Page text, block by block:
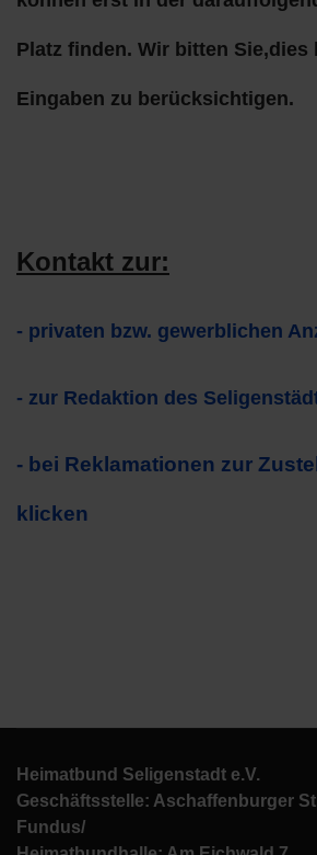
Platz finden. Wir bitten Sie,dies
Eingaben zu berücksichtigen.
Kontakt zur:
- privaten bzw. gewerblichen
- zur Redaktion des
- bei Reklamationen zur
klicken
Heimatbund Seligenstadt e.V.
Geschäftsstelle: Aschaffenburger
Fundus/